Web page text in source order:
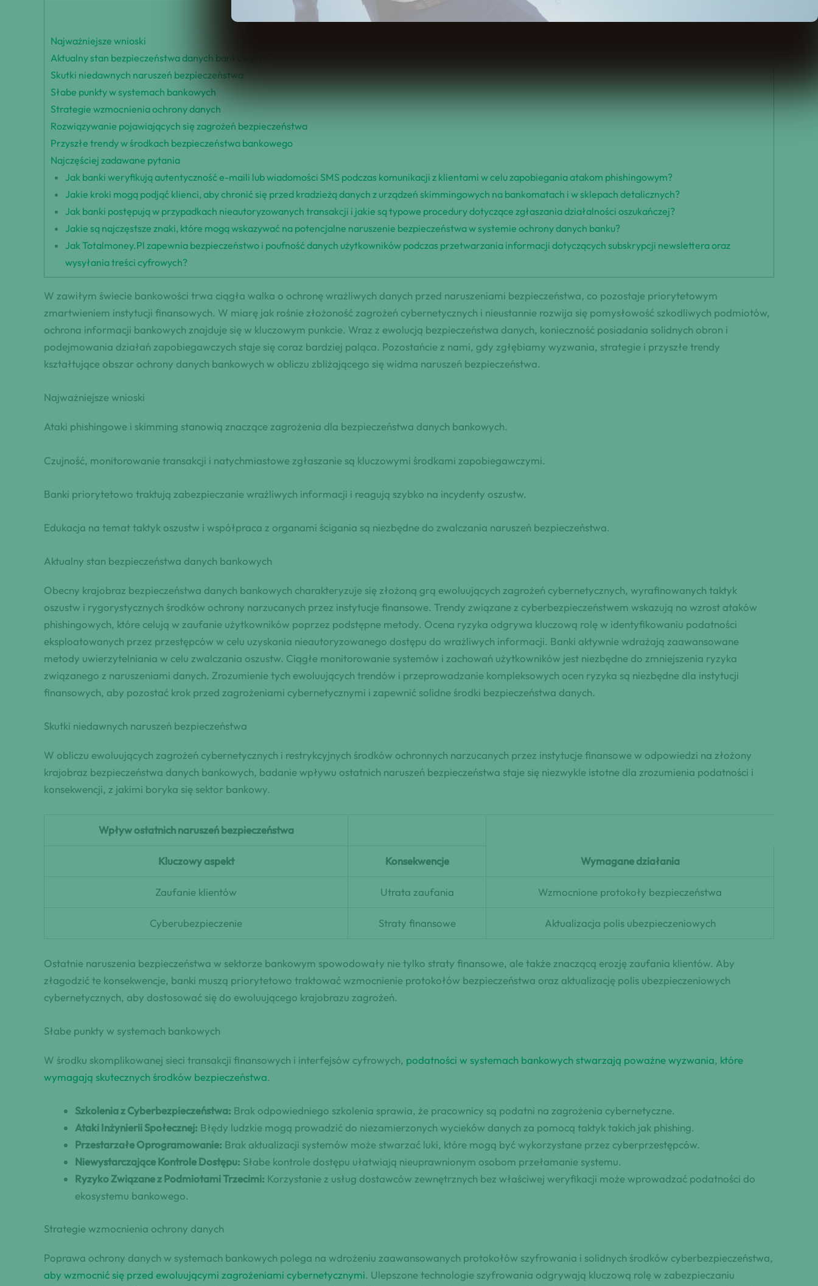
Najważniejsze wnioski
Aktualny stan bezpieczeństwa danych bankowych
Skutki niedawnych naruszeń bezpieczeństwa
Słabe punkty w systemach bankowych
Strategie wzmocnienia ochrony danych
Rozwiązywanie pojawiających się zagrożeń bezpieczeństwa
Przyszłe trendy w środkach bezpieczeństwa bankowego
Najczęściej zadawane pytania
Jak banki weryfikują autentyczność e-maili lub wiadomości SMS podczas komunikacji z klientami w celu zapobiegania atakom phishingowym?
Jakie kroki mogą podjąć klienci, aby chronić się przed kradzieżą danych z urządzeń skimmingowych na bankomatach i w sklepach detalicznych?
Jak banki postępują w przypadkach nieautoryzowanych transakcji i jakie są typowe procedury dotyczące zgłaszania działalności oszukańczej?
Jakie są najczęstsze znaki, które mogą wskazywać na potencjalne naruszenie bezpieczeństwa w systemie ochrony danych banku?
Jak Totalmoney.Pl zapewnia bezpieczeństwo i poufność danych użytkowników podczas przetwarzania informacji dotyczących subskrypcji newslettera oraz
wysyłania treści cyfrowych?
W zawiłym świecie bankowości trwa ciągła walka o ochronę wrażliwych danych przed naruszeniami bezpieczeństwa, co pozostaje priorytetowym
zmartwieniem instytucji finansowych. W miarę jak rośnie złożoność zagrożeń cybernetycznych i nieustannie rozwija się pomysłowość szkodliwych podmiotów,
ochrona informacji bankowych znajduje się w kluczowym punkcie. Wraz z ewolucją bezpieczeństwa danych, konieczność posiadania solidnych obron i
podejmowania działań zapobiegawczych staje się coraz bardziej paląca. Pozostańcie z nami, gdy zgłębiamy wyzwania, strategie i przyszłe trendy
kształtujące obszar ochrony danych bankowych w obliczu zbliżającego się widma naruszeń bezpieczeństwa.
Najważniejsze wnioski
Ataki phishingowe i skimming stanowią znaczące zagrożenia dla bezpieczeństwa danych bankowych.
Czujność, monitorowanie transakcji i natychmiastowe zgłaszanie są kluczowymi środkami zapobiegawczymi.
Banki priorytetowo traktują zabezpieczanie wrażliwych informacji i reagują szybko na incydenty oszustw.
Edukacja na temat taktyk oszustw i współpraca z organami ścigania są niezbędne do zwalczania naruszeń bezpieczeństwa.
Aktualny stan bezpieczeństwa danych bankowych
Obecny krajobraz bezpieczeństwa danych bankowych charakteryzuje się złożoną grą ewoluujących zagrożeń cybernetycznych, wyrafinowanych taktyk
oszustw i rygorystycznych środków ochrony narzucanych przez instytucje finansowe. Trendy związane z cyberbezpieczeństwem wskazują na wzrost ataków
phishingowych, które celują w zaufanie użytkowników poprzez podstępne metody. Ocena ryzyka odgrywa kluczową rolę w identyfikowaniu podatności
eksploatowanych przez przestępców w celu uzyskania nieautoryzowanego dostępu do wrażliwych informacji. Banki aktywnie wdrażają zaawansowane
metody uwierzytelniania w celu zwalczania oszustw. Ciągłe monitorowanie systemów i zachowań użytkowników jest niezbędne do zmniejszenia ryzyka
związanego z naruszeniami danych. Zrozumienie tych ewoluujących trendów i przeprowadzanie kompleksowych ocen ryzyka są niezbędne dla instytucji
finansowych, aby pozostać krok przed zagrożeniami cybernetycznymi i zapewnić solidne środki bezpieczeństwa danych.
Skutki niedawnych naruszeń bezpieczeństwa
W obliczu ewoluujących zagrożeń cybernetycznych i restrykcyjnych środków ochronnych narzucanych przez instytucje finansowe w odpowiedzi na złożony
krajobraz bezpieczeństwa danych bankowych, badanie wpływu ostatnich naruszeń bezpieczeństwa staje się niezwykle istotne dla zrozumienia podatności i
konsekwencji, z jakimi boryka się sektor bankowy.
Wpływ ostatnich naruszeń bezpieczeństwa
Kluczowy aspekt Konsekwencje Wymagane działania
Zaufanie klientów Utrata zaufania Wzmocnione protokoły bezpieczeństwa
Cyberubezpieczenie Straty finansowe Aktualizacja polis ubezpieczeniowych
Ostatnie naruszenia bezpieczeństwa w sektorze bankowym spowodowały nie tylko straty finansowe, ale także znaczącą erozję zaufania klientów. Aby
złagodzić te konsekwencje, banki muszą priorytetowo traktować wzmocnienie protokołów bezpieczeństwa oraz aktualizację polis ubezpieczeniowych
cybernetycznych, aby dostosować się do ewoluującego krajobrazu zagrożeń.
Słabe punkty w systemach bankowych
W środku skomplikowanej sieci transakcji finansowych i interfejsów cyfrowych, podatności w systemach bankowych stwarzają poważne wyzwania, które
wymagają skutecznych środków bezpieczeństwa.
Szkolenia z Cyberbezpieczeństwa: Brak odpowiedniego szkolenia sprawia, że pracownicy są podatni na zagrożenia cybernetyczne.
Ataki Inżynierii Społecznej: Błędy ludzkie mogą prowadzić do niezamierzonych wycieków danych za pomocą taktyk takich jak phishing.
Przestarzałe Oprogramowanie: Brak aktualizacji systemów może stwarzać luki, które mogą być wykorzystane przez cyberprzestępców.
Niewystarczające Kontrole Dostępu: Słabe kontrole dostępu ułatwiają nieuprawnionym osobom przełamanie systemu.
Ryzyko Związane z Podmiotami Trzecimi: Korzystanie z usług dostawców zewnętrznych bez właściwej weryfikacji może wprowadzać podatności do
ekosystemu bankowego.
Strategie wzmocnienia ochrony danych
Poprawa ochrony danych w systemach bankowych polega na wdrożeniu zaawansowanych protokołów szyfrowania i solidnych środków cyberbezpieczeństwa,
aby wzmocnić się przed ewoluującymi zagrożeniami cybernetycznymi. Ulepszone technologie szyfrowania odgrywają kluczową rolę w zabezpieczaniu